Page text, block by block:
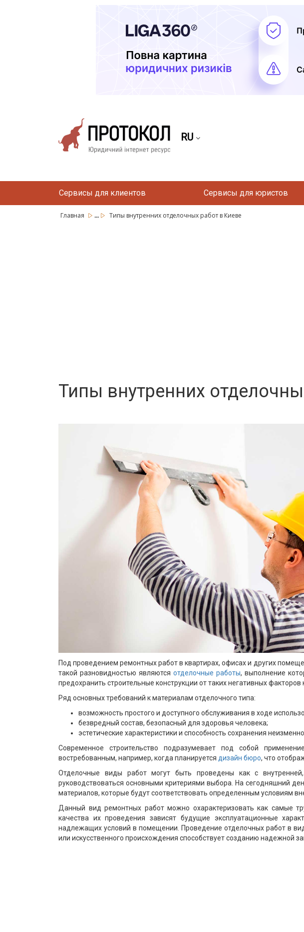
RU
Сервисы для клиентов Сервисы для юристов
Главная ... Типы внутренних отделочных работ в Киеве
Типы внутренних
Под проведением ремонтных работ в квартирах, офисах и других
такой разновидностью являютсяотделочные работы, выполнение
предохранить строительные конструкции от таких негативных
Ряд основных требований к материалам отделочного типа:
возможность простого и доступного обслуживания в ходе
безвредный состав, безопасный для здоровья человека;
эстетические характеристики и способность сохранения
Современное строительство подразумевает под собой
востребованным, например, когда планируется дизайн бюро, что
Отделочные виды работ могут быть проведены как с
руководствоваться основными критериями выбора. На сегодняшний
материалов, которые будут соответствовать определенным условиям
Данный вид ремонтных работ можно охарактеризовать как самые
качества их проведения зависят будущие эксплуатационные
надлежащих условий в помещении. Проведение отделочных работ в
или искусственного происхождения способствует созданию надежной